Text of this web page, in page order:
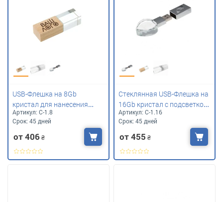
USB-Флешка на 8Gb
кристал для нанесения
вашего логотипа
Артикул: С-1.8
Срок: 45 дней
от 406₴
Стеклянная USB-Флешка на
16Gb кристал с подсветкой
под печать вашего
логотипа
Артикул:С-1.16
Срок:45 дней
от 455 ₴